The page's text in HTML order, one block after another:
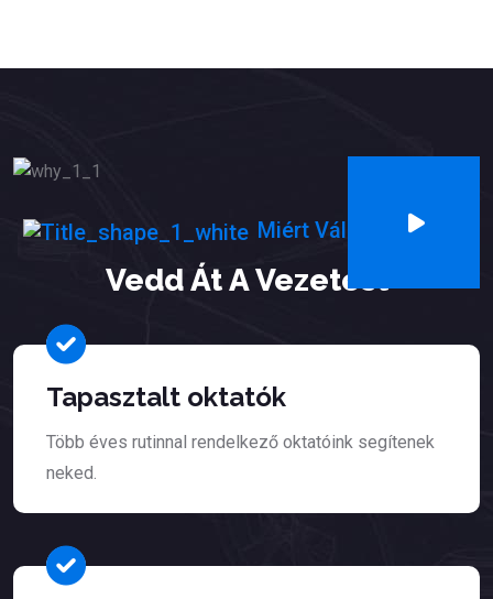
Miért Válassz Minket?
Vedd Át A Vezetést
Tapasztalt oktatók
Több éves rutinnal rendelkező oktatóink segítenek
neked.